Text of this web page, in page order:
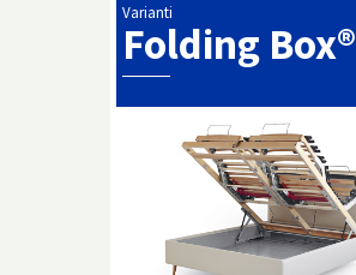
Varianti
Folding Box®